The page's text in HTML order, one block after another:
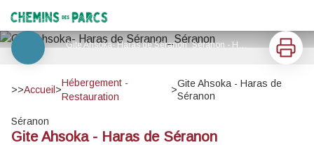
Chemins des Parcs
Gite Ahsoka- Haras de Séranon_Séranon - Haras de Seranon
Voir l'image en plein écran
Imprimer
>>Accueil >
Hébergement -
Restauration
>
Gite Ahsoka - Haras de
Séranon
Séranon
Gite Ahsoka - Haras de Séranon